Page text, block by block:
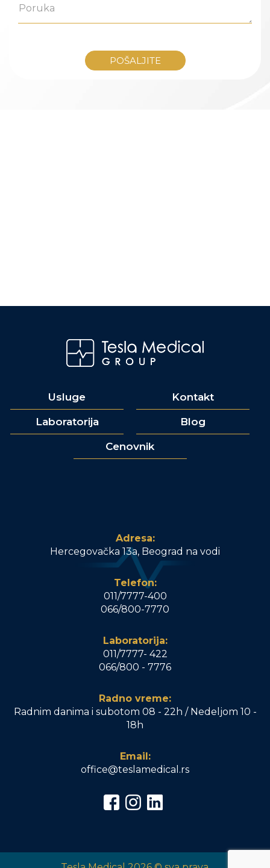
Usluge Kontakt
Laboratorija Blog
Cenovnik
Adresa:
Hercegovačka 13a, Beograd na vodi
Telefon:
011/7777-400
066/800-7770
Laboratorija:
011/7777- 422
066/800 - 7776
Radno vreme:
Radnim danima i subotom 08 - 22h / Nedeljom 10 -
18h
Email:
office@teslamedical.rs